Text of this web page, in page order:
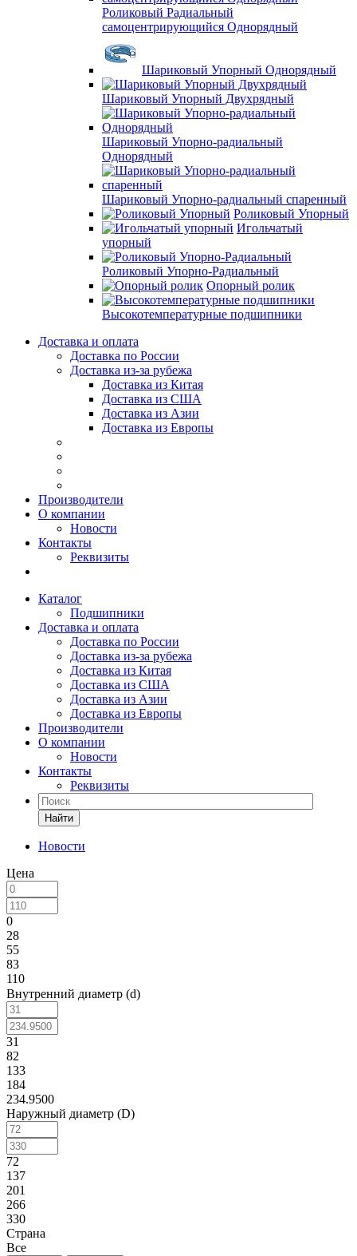
Роликовый Радиальный
самоцентрирующийся Однорядный
Шариковый Упорный Однорядный
Шариковый Упорный Двухрядный
Шариковый Упорно-радиальный
Однорядный
Шариковый Упорно-радиальный спаренный
Роликовый Упорный
Игольчатый
упорный
Роликовый Упорно-Радиальный
Опорный ролик
Высокотемпературные подшипники
Доставка и оплата
Доставка по России
Доставка из-за рубежа
Доставка из Китая
Доставка из США
Доставка из Азии
Доставка из Европы
Производители
О компании
Новости
Контакты
Реквизиты
Каталог
Подшипники
Доставка и оплата
Доставка по России
Доставка из-за рубежа
Доставка из Китая
Доставка из США
Доставка из Азии
Доставка из Европы
Производители
О компании
Новости
Контакты
Реквизиты
Найти
Новости
Цена
0
28
55
83
110
Внутренний диаметр (d)
31
82
133
184
234.9500
Наружный диаметр (D)
72
137
201
266
330
Страна
Все